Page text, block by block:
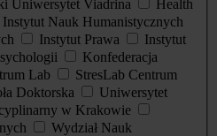
Uniwersytet Viadrina
Health
Instytut Nauk Humanistycznych
Instytut Prawa
Instytut
Konfederacja
Lab
StresLab Centrum
Doktorska
Uniwersytet
w Krakowie
Wydział Nauk